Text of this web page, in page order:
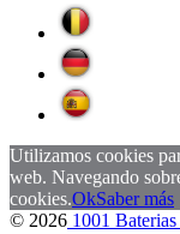
Utilizamos cookies
web. Navegando
cookies.OkSaber más
© 2026 1001